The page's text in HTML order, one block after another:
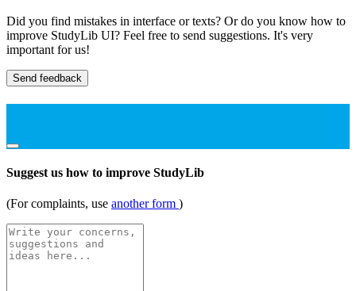
Did you find mistakes in interface or texts? Or do you know how to
improve StudyLib UI? Feel free to send suggestions. It's very
important for us!
Send feedback
Suggest us how to improve StudyLib
(For complaints, use another form )